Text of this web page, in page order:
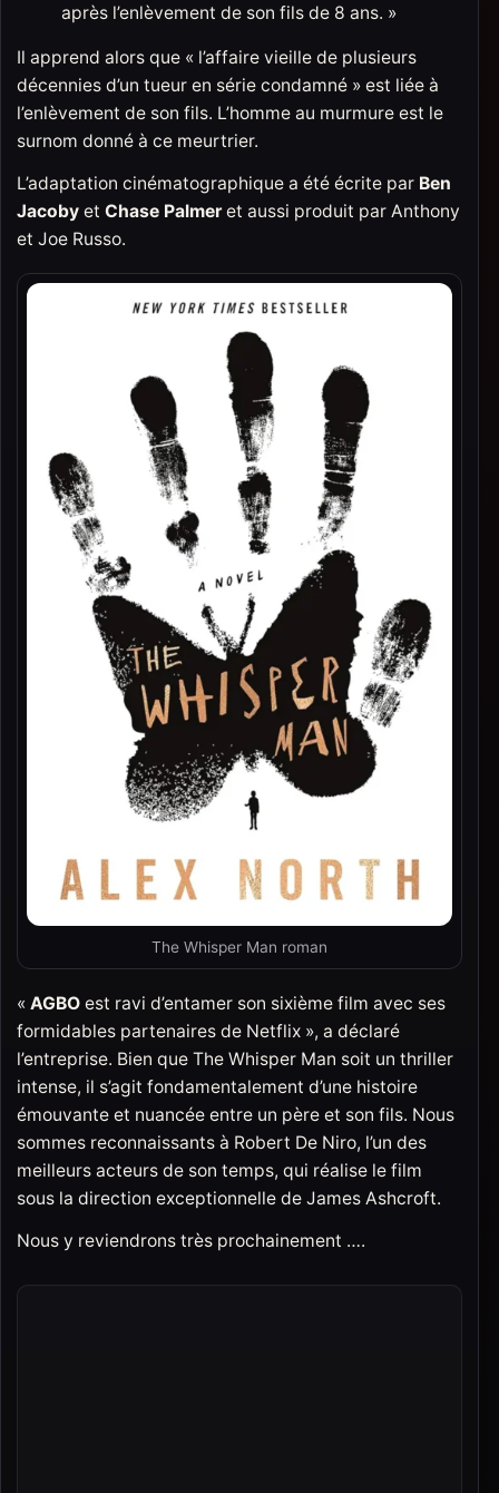
après l’enlèvement de son fils de 8 ans. »
Il apprend alors que « l’affaire vieille de plusieurs
décennies d’un tueur en série condamné » est liée à
l’enlèvement de son fils. L’homme au murmure est le
surnom donné à ce meurtrier.
L’adaptation cinématographique a été écrite par Ben
Jacoby et Chase Palmeret aussi produit par Anthony
et Joe Russo.
The Whisper Man roman
« AGBO est ravi d’entamer son sixième film avec ses
formidables partenaires de Netflix », a déclaré
l’entreprise. Bien que The Whisper Man soit un thriller
intense, il s’agit fondamentalement d’une histoire
émouvante et nuancée entre un père et son fils. Nous
sommes reconnaissants à Robert De Niro, l’un des
meilleurs acteurs de son temps, qui réalise le film
sous la direction exceptionnelle de James Ashcroft.
Nous y reviendrons très prochainement ….